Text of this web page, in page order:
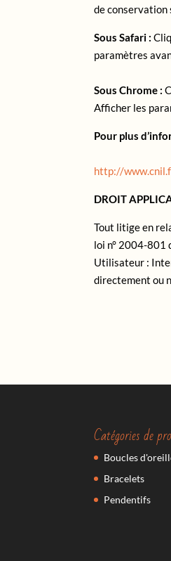
de conservation
Sous Safari :
paramètres
Sous Chrome :
Afficher les
Pour plus
http://
DROIT
Tout litige en
loi n° 2004-801
Utilisateur :
directement ou
Catégories de
Boucles
Bracelets
Pendentifs